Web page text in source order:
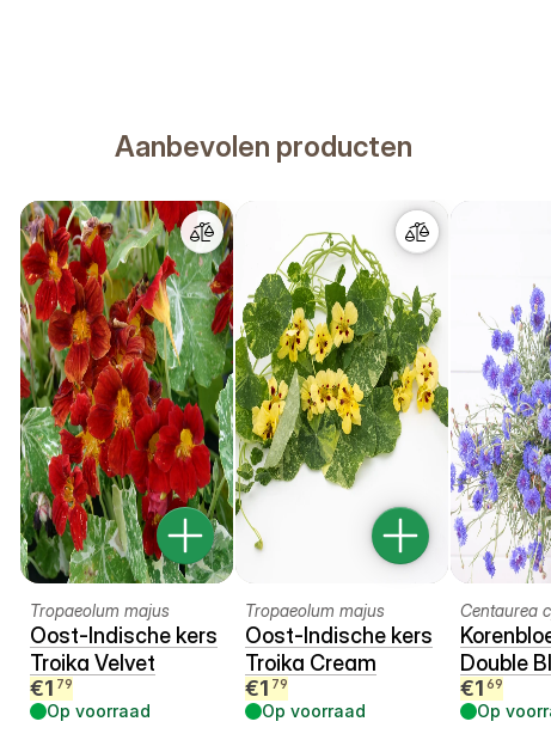
Aanbevolen producten
Tropaeolum majus
Oost-Indische kers
Troika Velvet
€1 79
Op voorraad
Tropaeolum majus
Oost-Indische kers
Troika Cream
€1 79
Op voorraad
Centaurea
Double
€1 69
Op